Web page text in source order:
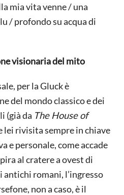
mia vita venne / una
/ profondo su acqua di
visionaria del mito
per la Gluck è
del mondo classico e dei
(già da The House of
lei rivisita sempre in chiave
e personale, come accade
al cratere a ovest di
romani, l’ingresso
non a caso, è il